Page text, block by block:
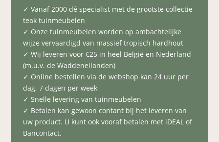
✓ Vanaf 2000 dé specialist met de grootste collectie
teak tuinmeubelen
✓ Onze tuinmeubelen worden op ambachtelijke
wijze vervaardigd van massief tropisch hardhout
✓ Wij leveren voor €25 in heel België en Nederland
(m.u.v. de Waddeneilanden)
✓ Online bestellen via de webshop kan 24 uur per
dag, 7 dagen per week
✓ Snelle levering van tuinmeubelen
✓ Betalen kan gewoon contant bij het leveren van
uw product. U kunt ook vooraf betalen met iDEAL of
Bancontact.